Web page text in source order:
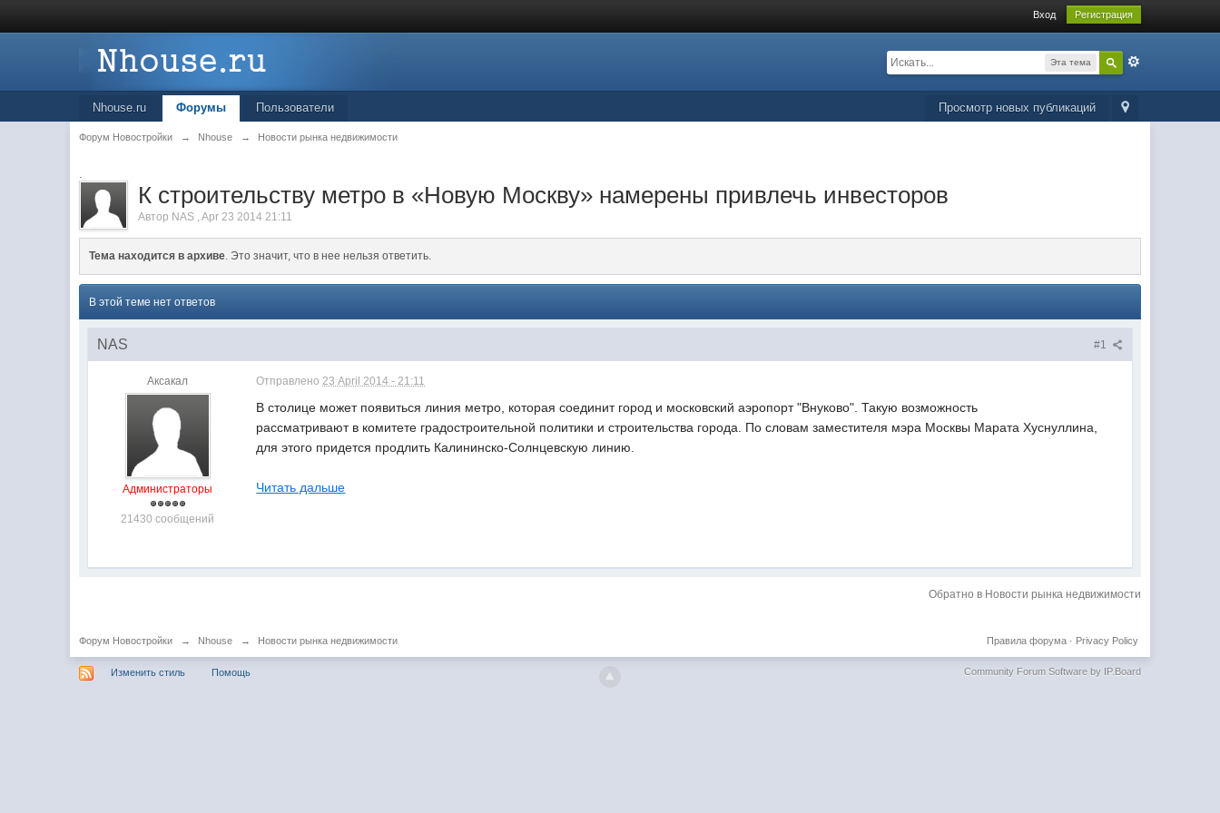
Вход Регистрация
Эта тема
Просмотр новых публикаций
Nhouse.ru Форумы Пользователи
Форум Новостройки → Nhouse → Новости рынка недвижимости
.
К строительству метро в «Новую Москву» намерены привлечь инвесторов
Автор NAS ,Apr 23 2014 21:11
Тема находится в архиве. Это значит, что в нее нельзя ответить.
В этой теме нет ответов
#1
NAS
Аксакал
Администраторы
21430 сообщений
Отправлено23 April 2014 - 21:11
В столице может появиться линия метро, которая соединит город и московский аэропорт "Внуково". Такую возможность
рассматривают в комитете градостроительной политики и строительства города. По словам заместителя мэра Москвы Марата Хуснуллина,
для этого придется продлить Калининско-Солнцевскую линию.
Читать дальше
Обратно в Новости рынка недвижимости
Форум Новостройки → Nhouse → Новости рынка недвижимости Privacy Policy
Правила форума·
Изменить стиль Помощь Community Forum Software by IP.Board